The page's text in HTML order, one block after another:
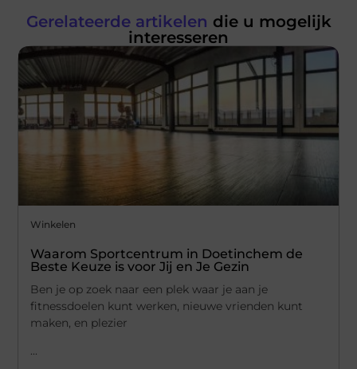
Gerelateerde artikelen die u mogelijk
interesseren
Winkelen
Waarom Sportcentrum in Doetinchem de
Beste Keuze is voor Jij en Je Gezin
Ben je op zoek naar een plek waar je aan je
fitnessdoelen kunt werken, nieuwe vrienden kunt
maken, en plezier
...